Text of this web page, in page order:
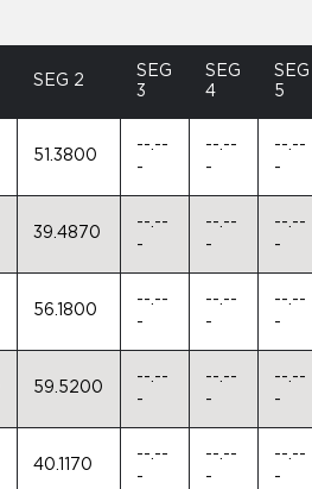
SEG 2
SEG
3
SEG
4
SEG
5
51.3800
--.--
-
--.--
-
--.--
-
39.4870
--.--
-
--.--
-
--.--
-
56.1800
--.--
-
--.--
-
--.--
-
59.5200
--.--
-
--.--
-
--.--
-
40.1170
--.--
-
--.--
-
--.--
-